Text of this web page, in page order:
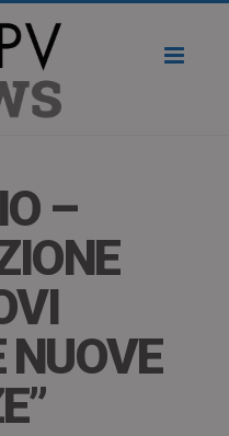
–
NUOVE